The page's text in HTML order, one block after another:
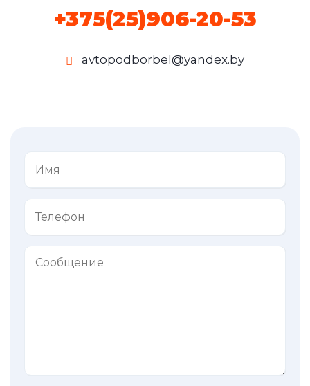
+375(25)906-20-53
avtopodborbel@yandex.by